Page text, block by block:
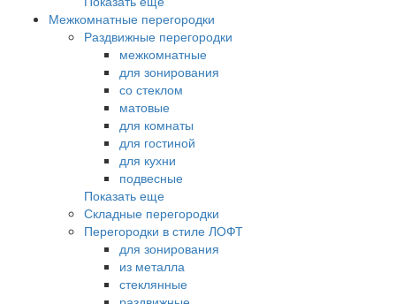
Межкомнатные перегородки
Раздвижные перегородки
межкомнатные
для зонирования
со стеклом
матовые
для комнаты
для гостиной
для кухни
подвесные
Показать еще
Складные перегородки
Перегородки в стиле ЛОФТ
для зонирования
из металла
стеклянные